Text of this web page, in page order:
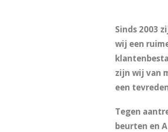
Sinds 2003
wij een
zijn wij van
een
Tegen
beurten en